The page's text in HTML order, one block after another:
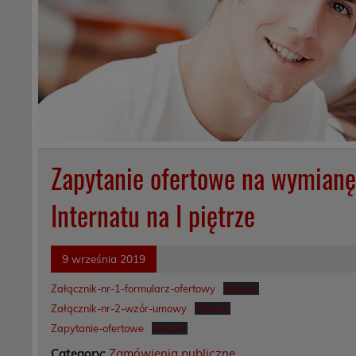
Zapytanie ofertowe na
Internatu na I piętrze
9 września 2019
Załącznik-nr-1-formularz-ofertowy
Pobierz
Załącznik-nr-2-wzór-umowy
Pobierz
Zapytanie-ofertowe
Pobierz
Category:Zamówienia publiczne